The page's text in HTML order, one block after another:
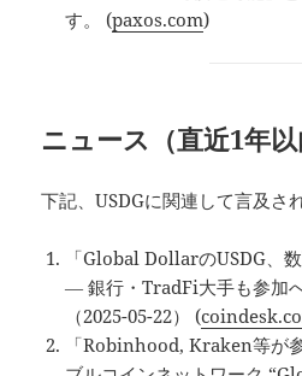
す。 (paxos.com)
ニュース（直近1年以
下記、USDGに関連して言及さ
「Global DollarのUSDG、
― 銀行・TradFi大手も参加
（2025-05-22） (
「Robinhood, Kraken等が